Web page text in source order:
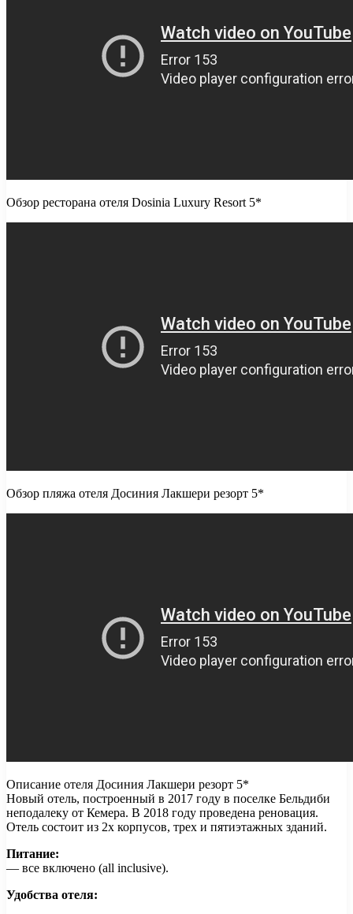
Обзор ресторана отеля Dosinia Luxury Resort 5*
Обзор пляжа отеля Досиния Лакшери резорт 5*
Описание отеля Досиния Лакшери резорт 5*
Новый отель, построенный в 2017 году в поселке Бельдиби
неподалеку от Кемера. В 2018 году проведена реновация.
Отель состоит из 2х корпусов, трех и пятиэтажных зданий.
Питание:
— все включено (all inclusive).
Удобства отеля: